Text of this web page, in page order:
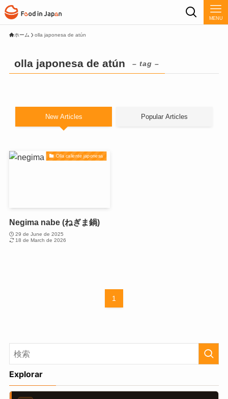
MENU
ホーム olla japonesa de atún
olla japonesa de atún – tag –
New Articles Popular Articles
Olla caliente japonesa
Negima nabe (ねぎま鍋)
29 de June de 2025
18 de March de 2026
1
Explorar